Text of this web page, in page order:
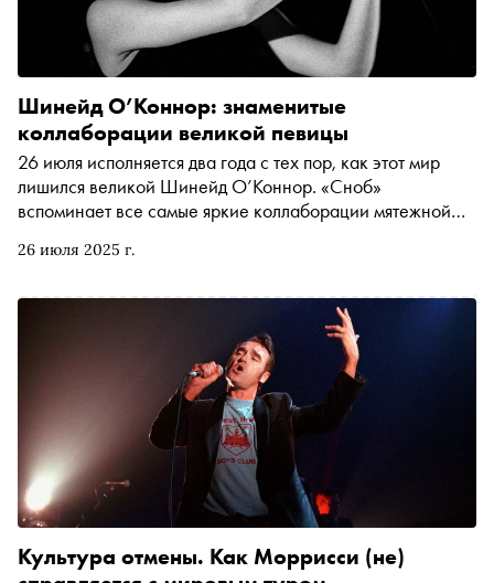
26 июля 2025 г.
Шинейд О’Коннор: знаменитые
коллаборации великой певицы
26 июля исполняется два года с тех пор, как этот мир
лишился великой Шинейд О’Коннор. «Сноб»
вспоминает все самые яркие коллаборации мятежной
Гэбриела
Культура отмены. Как Моррисси (не)